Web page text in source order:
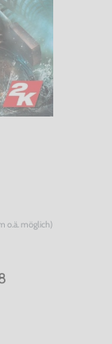
o.ä. möglich)